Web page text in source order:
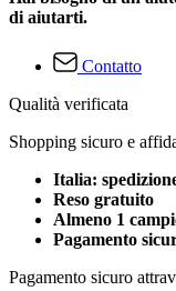
di aiutarti.
Contatto
Qualità verificata
Shopping sicuro e
Italia:
Reso gratuito
Almeno 1
Pagamento
Pagamento sicuro